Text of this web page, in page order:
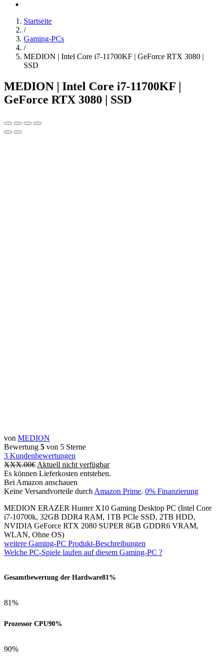
Startseite
/
Gaming-PCs
/
MEDION | Intel Core i7-11700KF | GeForce RTX 3080 |
SSD
MEDION | Intel Core i7-11700KF |
GeForce RTX 3080 | SSD
von MEDION
Bewertung 5 von 5 Sterne
3 Kundenbewertungen
XXX.00€ Aktuell nicht verfügbar
Es können Lieferkosten entstehen.
Bei Amazon anschauen
Keine Versandvorteile durch Amazon Prime. 0% Finanzierung
MEDION ERAZER Hunter X10 Gaming Desktop PC (Intel Core
i7-10700k, 32GB DDR4 RAM, 1TB PCIe SSD, 2TB HDD,
NVIDIA GeForce RTX 2080 SUPER 8GB GDDR6 VRAM,
WLAN, Ohne OS)
weitere Gaming-PC Produkt-Beschreibungen
Welche PC-Spiele laufen auf diesem Gaming-PC ?
Gesamtbewertung der Hardware81%
81%
Prozessor CPU90%
90%